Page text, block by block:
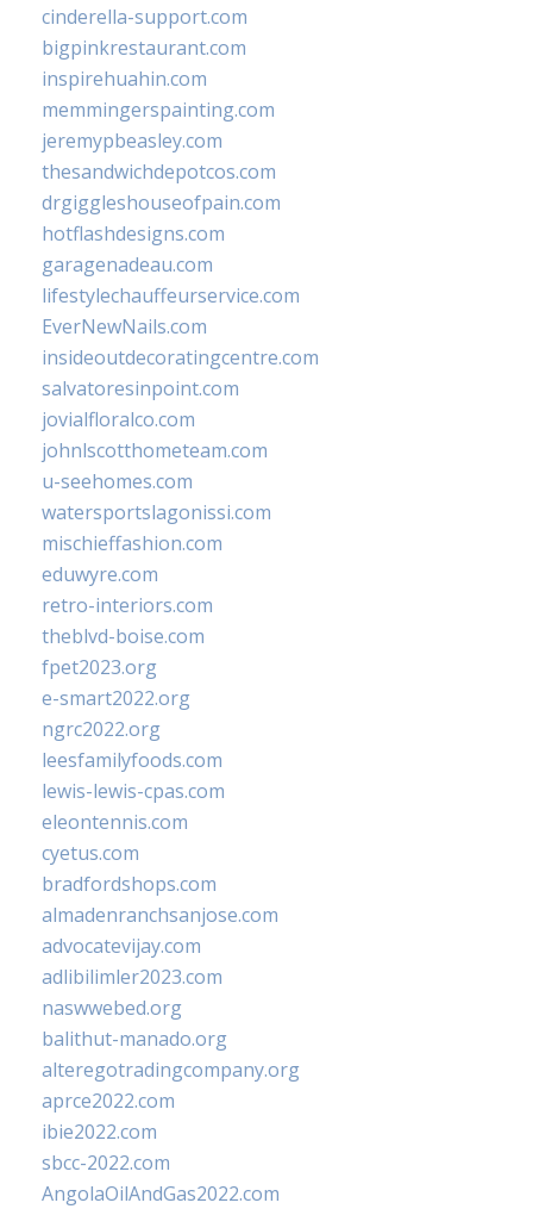
cinderella-support.com
bigpinkrestaurant.com
inspirehuahin.com
memmingerspainting.com
jeremypbeasley.com
thesandwichdepotcos.com
drgiggleshouseofpain.com
hotflashdesigns.com
garagenadeau.com
lifestylechauffeurservice.com
EverNewNails.com
insideoutdecoratingcentre.com
salvatoresinpoint.com
jovialfloralco.com
johnlscotthometeam.com
u-seehomes.com
watersportslagonissi.com
mischieffashion.com
eduwyre.com
retro-interiors.com
theblvd-boise.com
fpet2023.org
e-smart2022.org
ngrc2022.org
leesfamilyfoods.com
lewis-lewis-cpas.com
eleontennis.com
cyetus.com
bradfordshops.com
almadenranchsanjose.com
advocatevijay.com
adlibilimler2023.com
naswwebed.org
balithut-manado.org
alteregotradingcompany.org
aprce2022.com
ibie2022.com
sbcc-2022.com
AngolaOilAndGas2022.com